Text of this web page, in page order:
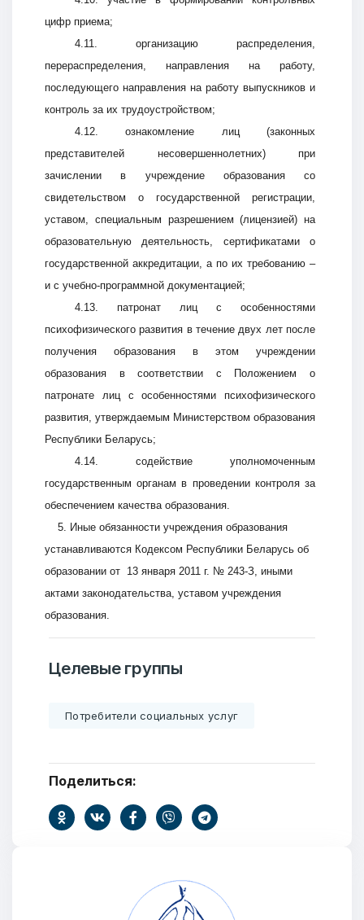
Добро пожаловать
Бюро социальной информации
Email:pr@basw-ngo.by
Тел./Факс:+375 (17) 235-04-48
Подпишитесь:
Ваше имя
Тема
цифр приема;
4.11. организацию распределения,
перераспределения, направления на работу,
последующего направления на работу выпускников и
контроль за их трудоустройством;
4.12. ознакомление лиц (законных
представителей несовершеннолетних) при
зачислении в учреждение образования со
свидетельством о государственной регистрации,
уставом, специальным разрешением (лицензией) на
образовательную деятельность, сертификатами о
государственной аккредитации, а по их требованию –
и с учебно-программной документацией;
4.13. патронат лиц с особенностями
психофизического развития в течение двух лет после
получения образования в этом учреждении
образования в соответствии с Положением о
патронате лиц с особенностями психофизического
развития, утверждаемым Министерством образования
Республики Беларусь;
4.14. содействие уполномоченным
государственным органам в проведении контроля за
обеспечением качества образования.
5. Иные обязанности учреждения образования
устанавливаются Кодексом Республики Беларусь об
образовании от 13 января 2011 г. № 243-З, иными
актами законодательства, уставом учреждения
образования.
Целевые группы
Потребители социальных услуг
Поделиться: